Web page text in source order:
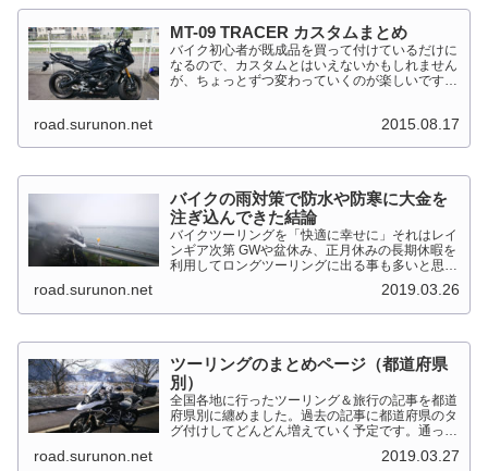
MT-09 TRACER カスタムまとめ
バイク初心者が既成品を買って付けているだけに
なるので、カスタムとはいえないかもしれません
が、ちょっとずつ変わっていくのが楽しいです。
road.surunon.net 2015.08.17
バイクの雨対策で防水や防寒に大金を
注ぎ込んできた結論
バイクツーリングを「快適に幸せに」それはレイ
ンギア次第 GWや盆休み、正月休みの長期休暇を
利用してロングツーリングに出る事も多いと思い
り雨ならまだしも1日２日ずっと降り続ける雨が
あります。「そんな...
road.surunon.net 2019.03.26
ツーリングのまとめページ（都道府県
別）
全国各地に行ったツーリング＆旅行の記事を都道
府県別に纏めました。過去の記事に都道府県のタ
グ付けしてどんどん増えていく予定です。通った
した。 分類ってなかなか難しいですね、能登半
road.surunon.net 2019.03.27